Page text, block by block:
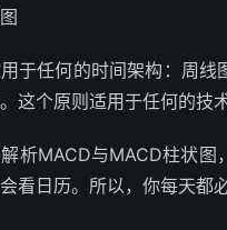
于任何的时间架构：周
这个原则适用于任何的技
析MACD与MACD柱状
日历。所以，你每天都必